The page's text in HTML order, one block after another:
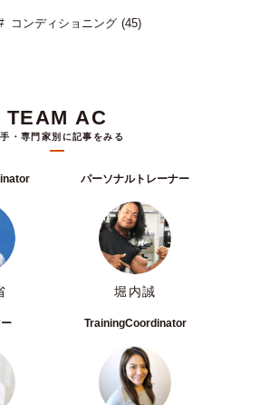
コンディショニング (45)
TEAM AC
・専門家別に記事をみる
パーソナルトレーナー
堀内誠
TrainingCoordinator